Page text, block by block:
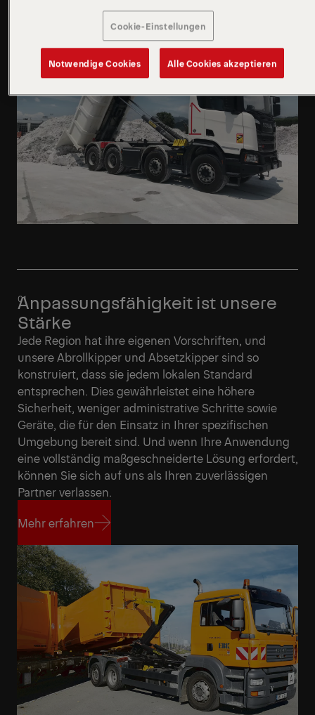
Anpassungsfähigkeit ist unsere
Stärke
Jede Region hat ihre eigenen Vorschriften, und
unsere Abrollkipper und Absetzkipper sind so
konstruiert, dass sie jedem lokalen Standard
entsprechen. Dies gewährleistet eine höhere
Sicherheit, weniger administrative Schritte sowie
Geräte, die für den Einsatz in Ihrer spezifischen
Umgebung bereit sind. Und wenn Ihre Anwendung
eine vollständig maßgeschneiderte Lösung erfordert,
können Sie sich auf uns als Ihren zuverlässigen
Partner verlassen.
Mehr erfahren
Mehr erfahren
Cookie-Einstellungen
Notwendige Cookies Alle Cookies akzeptieren